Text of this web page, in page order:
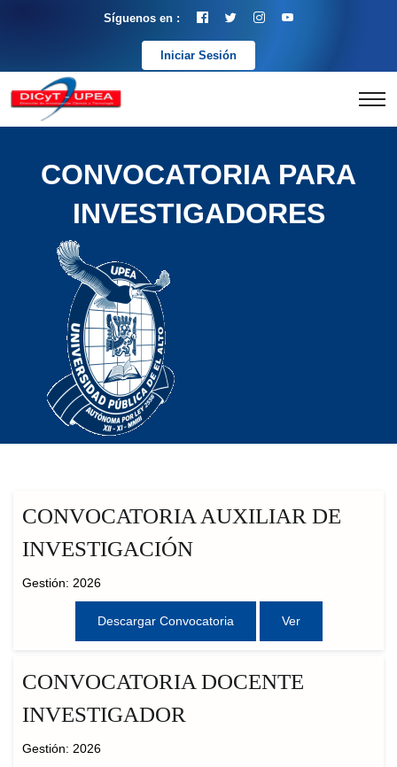
Síguenos en :
Iniciar Sesión
CONVOCATORIA PARA
INVESTIGADORES
CONVOCATORIA AUXILIAR DE
INVESTIGACIÓN
Gestión: 2026
Descargar Convocatoria Ver
CONVOCATORIA DOCENTE
INVESTIGADOR
Gestión: 2026